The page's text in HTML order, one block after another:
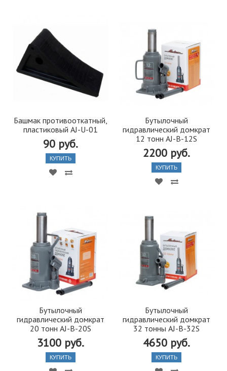
Башмак противооткатный,
пластиковый AJ-U-01
90 руб.
КУПИТЬ
Бутылочный
гидравлический домкрат
12 тонн AJ-B-12S
2200 руб.
КУПИТЬ
Бутылочный
гидравлический домкрат
20 тонн AJ-B-20S
3100 руб.
КУПИТЬ
Бутылочный
гидравлический домкрат
32 тонны AJ-B-32S
4650 руб.
КУПИТЬ